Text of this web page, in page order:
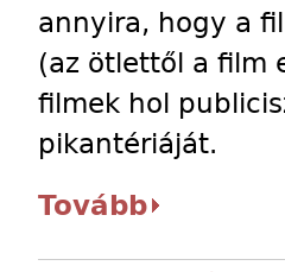
annyira, hogy a
(az ötlettől a film
filmek hol
pikantériáját.
Tovább